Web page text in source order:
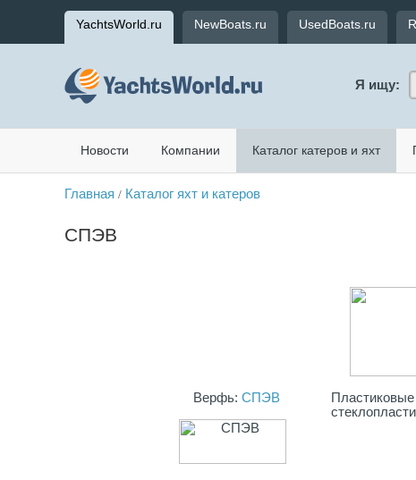
YachtsWorld.ru NewBoats.ru UsedBoats.ru
Я ищу:
Новости Компании Каталог катеров и яхт
Главная / Каталог яхт и катеров
СПЭВ
Верфь: СПЭВ